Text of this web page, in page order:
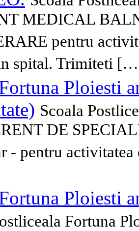
MEDICAL
pentru
spital. Trimiteti
Ploiesti
Scoala
DE
- pentru
Ploiesti
Fortuna